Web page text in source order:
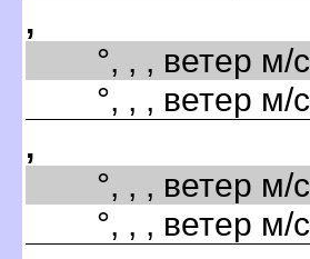
,
°, , , ветер м/с
°, , , ветер м/с
,
°, , , ветер м/с
°, , , ветер м/с